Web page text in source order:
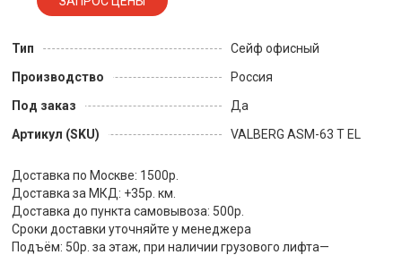
Тип
Сейф офисный
Производство
Россия
Под заказ
Да
Артикул (SKU)
VALBERG ASM-63 T EL
Доставка по Москве: 1500р.
Доставка за МКД: +35р. км.
Доставка до пункта самовывоза: 500р.
Сроки доставки уточняйте у менеджера
Подъём: 50р. за этаж, при наличии грузового лифта—